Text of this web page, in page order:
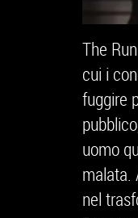
The
cui i
fuggire
uomo
malata.
nel